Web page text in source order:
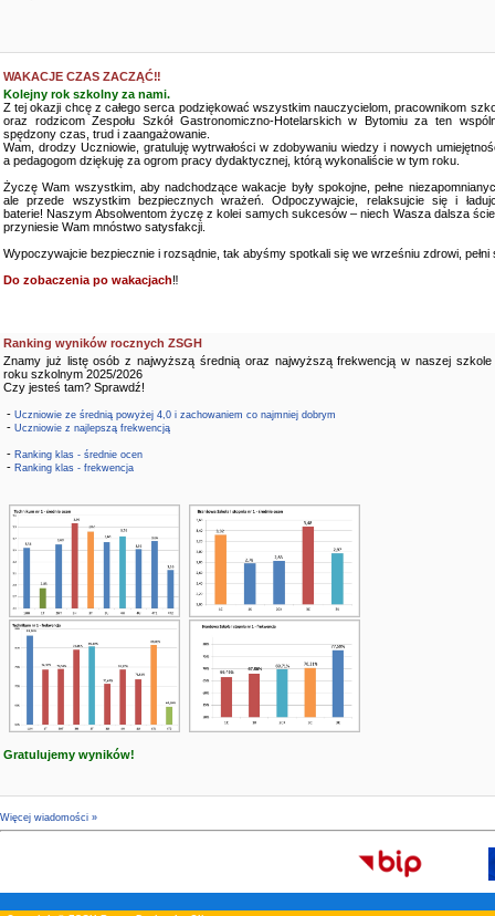
WAKACJE CZAS ZACZĄĆ‼️
Kolejny rok szkolny za nami.
Z tej okazji chcę z całego serca podziękować wszystkim nauczycielom, pracownikom
oraz rodzicom Zespołu Szkół Gastronomiczno-Hotelarskich w Bytomiu za ten
spędzony czas, trud i zaangażowanie.
Wam, drodzy Uczniowie, gratuluję wytrwałości w zdobywaniu wiedzy i nowych
a pedagogom dziękuję za ogrom pracy dydaktycznej, którą wykonaliście w tym roku.
Życzę Wam wszystkim, aby nadchodzące wakacje były spokojne, pełne
ale przede wszystkim bezpiecznych wrażeń. Odpoczywajcie, relaksujcie się i
baterie! Naszym Absolwentom życzę z kolei samych sukcesów – niech Wasza dalsza
przyniesie Wam mnóstwo satysfakcji.
Wypoczywajcie bezpiecznie i rozsądnie, tak abyśmy spotkali się we wrześniu zdrowi, pełni
Do zobaczenia po wakacjach‼️
Ranking wyników rocznych ZSGH
Znamy już listę osób z najwyższą średnią oraz najwyższą frekwencją w naszej szkole
roku szkolnym 2025/2026
Czy jesteś tam? Sprawdź!
- Uczniowie ze średnią powyżej 4,0 i zachowaniem co najmniej dobrym
- Uczniowie z najlepszą frekwencją
- Ranking klas - średnie ocen
- Ranking klas - frekwencja
Gratulujemy wyników!
Więcej wiadomości »